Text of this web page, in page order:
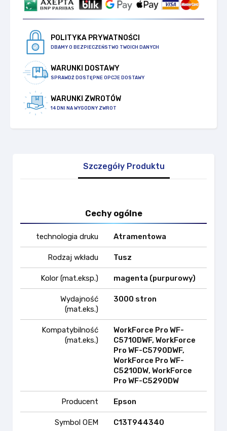
POLITYKA PRYWATNOŚCI
DBAMY O BEZPIECZEŃSTWO TWOICH DANYCH
WARUNKI DOSTAWY
SPRAWDŹ DOSTĘPNE OPCJE DOSTAWY
WARUNKI ZWROTÓW
14 DNI NA WYGODNY ZWROT
Szczegóły Produktu
Cechy ogólne
technologia druku Atramentowa
Rodzaj wkładu Tusz
Kolor (mat.eksp.) magenta (purpurowy)
Wydajność
(mat.eks.)
3000 stron
Kompatybilność
(mat.eks.)
WorkForce Pro WF-
C5710DWF, WorkForce
Pro WF-C5790DWF,
WorkForce Pro WF-
C5210DW, WorkForce
Pro WF-C5290DW
Producent Epson
Symbol OEM C13T944340